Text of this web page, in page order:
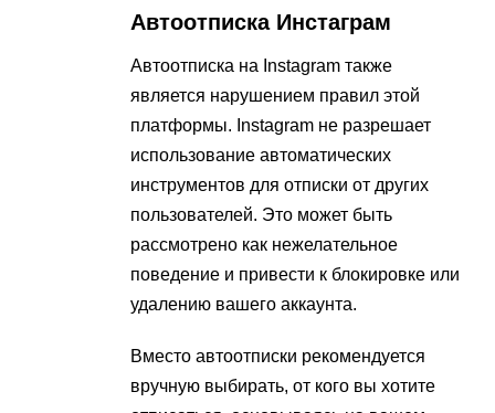
Автоотписка Инстаграм
Автоотписка на Instagram также
является нарушением правил этой
платформы. Instagram не разрешает
использование автоматических
инструментов для отписки от других
пользователей. Это может быть
рассмотрено как нежелательное
поведение и привести к блокировке или
удалению вашего аккаунта.
Вместо автоотписки рекомендуется
вручную выбирать, от кого вы хотите